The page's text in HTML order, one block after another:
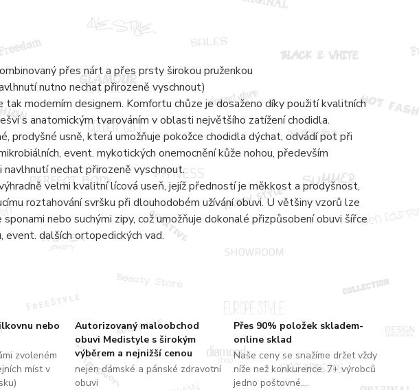
nebo
zvoleném
míst v
Autorizovaný maloobchod
obuvi Medistyle s širokým
výběrem a nejnižší cenou
nejen dámské a pánské zdravotní
obuvi
Přes 90% položek skladem-
online sklad
Naše ceny se snažíme držet vždy
níže než konkurence. 7+ výrobců
jedno poštovné....
přes nárt a přes prsty širokou pruženkou
nutno nechat přirozeně vyschnout)
moderním designem. Komfortu chůze je dosaženo díky použití kvalitních
s anatomickým tvarováním v oblasti největšího zatížení chodidla.
prodyšné usně, která umožňuje pokožce chodidla dýchat, odvádí pot při
event. mykotických onemocnění kůže nohou, především
nechat přirozeně vyschnout.
velmi kvalitní lícová useň, jejíž předností je měkkost a prodyšnost,
roztahování svršku při dlouhodobém užívání obuvi. U většiny vzorů lze
nebo suchými zipy, což umožňuje dokonalé přizpůsobení obuvi šířce
event. dalších ortopedických vad.